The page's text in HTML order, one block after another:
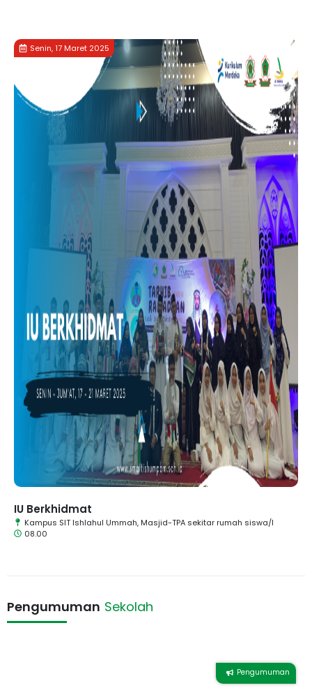
Senin, 17 Maret 2025
IU Berkhidmat
Kampus SIT Ishlahul Ummah, Masjid-TPA sekitar rumah siswa/I
08.00
Pengumuman Sekolah
Pengumuman